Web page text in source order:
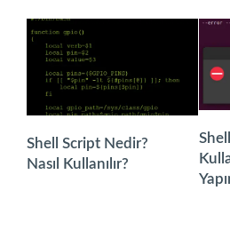
Shell Script Nedir?
Nasıl Kullanılır?